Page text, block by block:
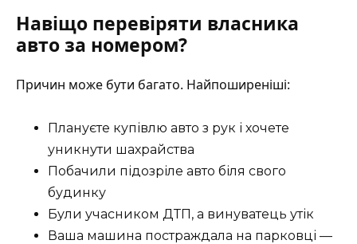
Навіщо перевіряти власника
авто за номером?
Причин може бути багато. Найпоширеніші:
Плануєте купівлю авто з рук і хочете
уникнути шахрайства
Побачили підозріле авто біля свого
будинку
Були учасником ДТП, а винуватець утік
Ваша машина постраждала на парковці —